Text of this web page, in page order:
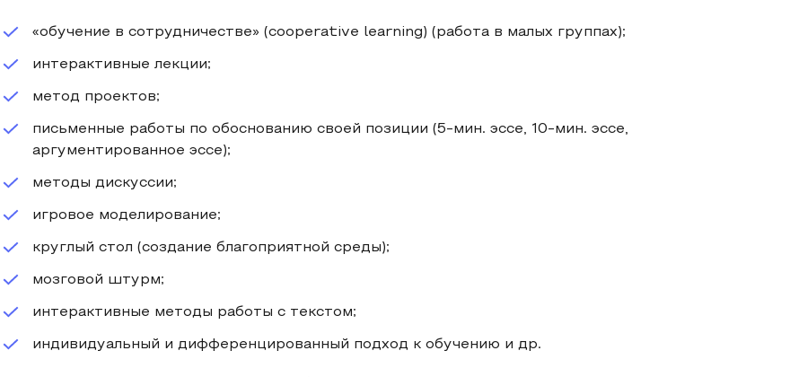
«обучение в сотрудничестве» (cooperative learning) (работа в малых группах);
интерактивные лекции;
метод проектов;
письменные работы по обоснованию своей позиции (5-мин. эссе, 10-мин. эссе,
аргументированное эссе);
методы дискуссии;
игровое моделирование;
круглый стол (создание благоприятной среды);
мозговой штурм;
интерактивные методы работы с текстом;
индивидуальный и дифференцированный подход к обучению и др.